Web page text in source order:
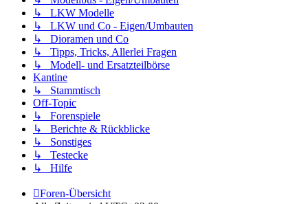
↳ LKW Modelle
↳ LKW und Co - Eigen/Umbauten
↳ Dioramen und Co
↳ Tipps, Tricks, Allerlei Fragen
↳ Modell- und Ersatzteilbörse
Kantine
↳ Stammtisch
Off-Topic
↳ Forenspiele
↳ Berichte & Rückblicke
↳ Sonstiges
↳ Testecke
↳ Hilfe
Foren-Übersicht